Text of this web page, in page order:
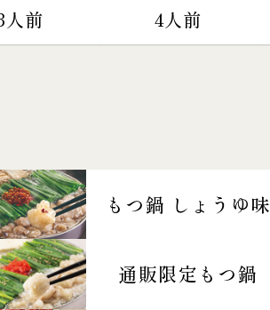
人前 4人前
もつ鍋 しょうゆ味
通販限定もつ鍋